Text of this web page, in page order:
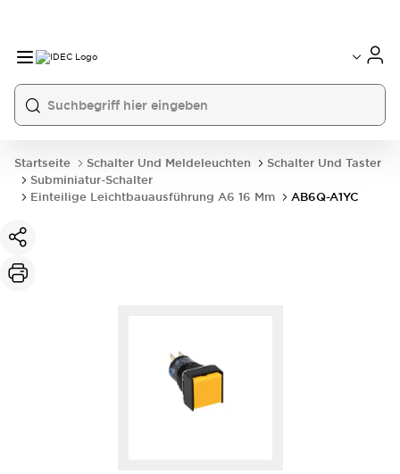
Startseite Schalter Und Meldeleuchten
Schalter Und Taster
Subminiatur-Schalter
Einteilige Leichtbauausführung A6 16 Mm
AB6Q-A1YC